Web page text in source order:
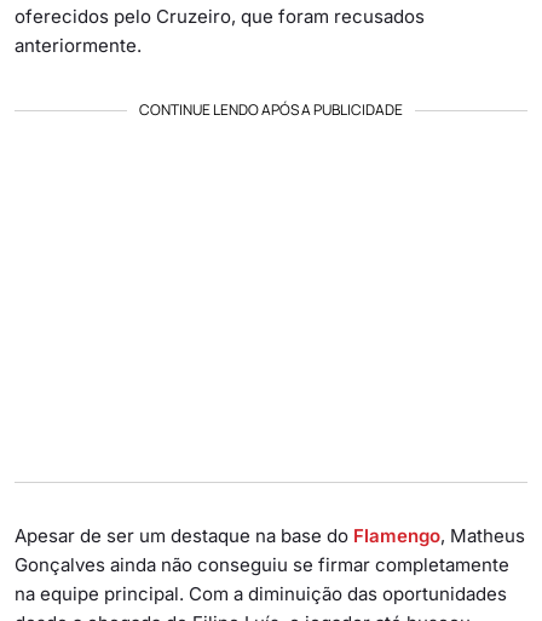
oferecidos pelo Cruzeiro, que foram recusados
anteriormente.
CONTINUE LENDO APÓS A PUBLICIDADE
Apesar de ser um destaque na base do Flamengo, Matheus
Gonçalves ainda não conseguiu se firmar completamente
na equipe principal. Com a diminuição das oportunidades